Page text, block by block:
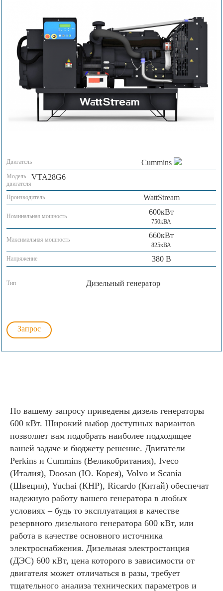
Двигатель Cummins
Модель
двигателя
VTA28G6
Производитель WattStream
Номинальная мощность 600кВт
750кВА
Максимальная мощность 660кВт
825кВА
Напряжение
380 В
Тип Дизельный генератор
Запрос
По вашему запросу приведены дизель генераторы
600 кВт. Широкий выбор доступных вариантов
позволяет вам подобрать наиболее подходящее
вашей задаче и бюджету решение. Двигатели
Perkins и Cummins (Великобритания), Iveco
(Италия), Doosan (Ю. Корея), Volvo и Scania
(Швеция), Yuchai (КНР), Ricardo (Китай) обеспечат
надежную работу вашего генератора в любых
условиях – будь то эксплуатация в качестве
резервного дизельного генератора 600 кВт, или
работа в качестве основного источника
электроснабжения. Дизельная электростанция
(ДЭС) 600 кВт, цена которого в зависимости от
двигателя может отличаться в разы, требует
тщательного анализа технических параметров и